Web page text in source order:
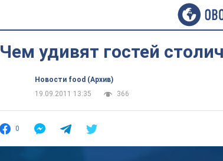
Чем удивят гостей
Новости food (Архив)
19.09.2011 13:35
366
0